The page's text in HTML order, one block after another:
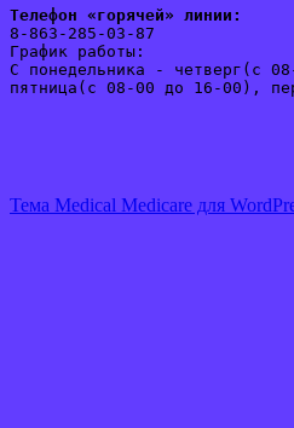
Телефон «горячей» линии:
8-863-285-03-87
График работы:
С понедельника - четверг(с
пятница(с 08-00 до 16-00),
Тема Medical Medicare для